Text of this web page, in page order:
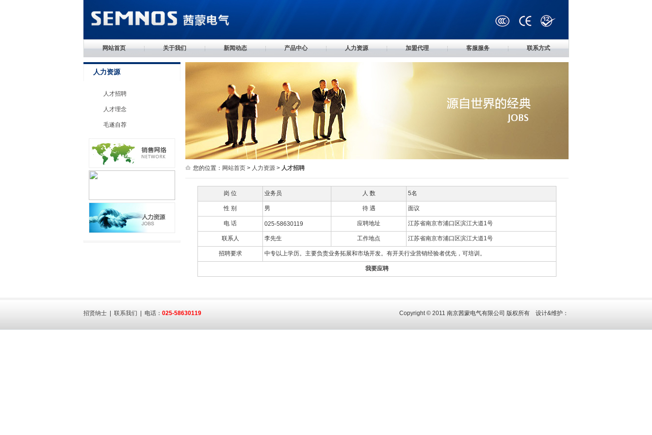
网站首页 关于我们 新闻动态 产品中心 人力资源 加盟代理 客服服务 联系方式
人力资源
人才招聘
人才理念
毛遂自荐
您的位置： 网站首页 > 人力资源 > 人才招聘
岗 位 业务员 人 数 5名
性 别 男 待 遇 面议
电 话 025-58630119 应聘地址 江苏省南京市浦口区滨江大道1号
联系人 李先生 工作地点 江苏省南京市浦口区滨江大道1号
招聘要求 中专以上学历。主要负责业务拓展和市场开发。有开关行业营销经验者优先，可培训。
我要应聘
招贤纳士 联系我们 | 电话： 025-58630119 Copyright © 2011 南京茜蒙电气有限公司 版权所有 设计&维护：